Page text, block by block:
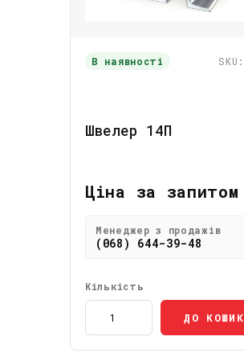
В наявності
Швелер 14П
Ціна за запитом
Менеджер з продажів
(068) 644-39-48
Кількість
ДО